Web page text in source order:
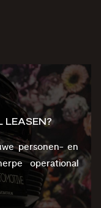
LEASEN?
personen- en
operational